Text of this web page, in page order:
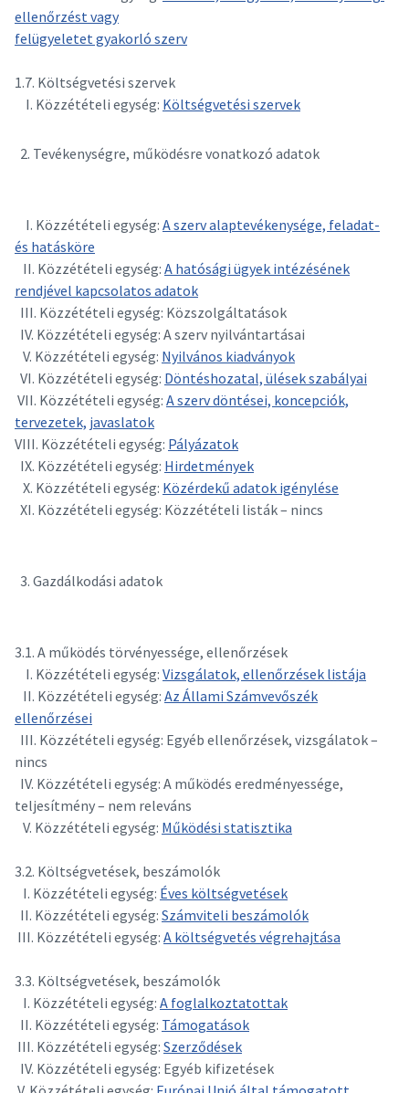
ellenőrzést vagy
felügyeletet gyakorló szerv
1.7. Költségvetési szervek
I. Közzétételi egység: Költségvetési szervek
Tevékenységre, működésre vonatkozó adatok
I. Közzétételi egység: A szerv alaptevékenysége, feladat-
és hatásköre
II. Közzétételi egység: A hatósági ügyek intézésének
rendjével kapcsolatos adatok
III. Közzétételi egység: Közszolgáltatások
IV. Közzétételi egység: A szerv nyilvántartásai
V. Közzétételi egység: Nyilvános kiadványok
VI. Közzétételi egység: Döntéshozatal, ülések szabályai
VII. Közzétételi egység: A szerv döntései, koncepciók,
tervezetek, javaslatok
VIII. Közzétételi egység: Pályázatok
IX. Közzétételi egység: Hirdetmények
X. Közzétételi egység: Közérdekű adatok igénylése
XI. Közzétételi egység: Közzétételi listák – nincs
Gazdálkodási adatok
3.1. A működés törvényessége, ellenőrzések
I. Közzétételi egység: Vizsgálatok, ellenőrzések listája
II. Közzétételi egység: Az Állami Számvevőszék
ellenőrzései
III. Közzétételi egység: Egyéb ellenőrzések, vizsgálatok –
nincs
IV. Közzétételi egység: A működés eredményessége,
teljesítmény – nem releváns
V. Közzétételi egység: Működési statisztika
3.2. Költségvetések, beszámolók
I. Közzétételi egység: Éves költségvetések
II. Közzétételi egység: Számviteli beszámolók
III. Közzétételi egység: A költségvetés végrehajtása
3.3. Költségvetések, beszámolók
I. Közzétételi egység: A foglalkoztatottak
II. Közzétételi egység: Támogatások
III. Közzétételi egység: Szerződések
IV. Közzétételi egység: Egyéb kifizetések